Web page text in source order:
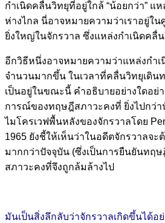
กำเนิดคลื่นวิทยุที่อยู่ใกล้ “น้อยกว่า” แ
ห่างไกล นี่อาจหมายความว่าเราอยู่ใ
ยิ่งใหญ่ในจักรวาล ซึ่งแหล่งกำเนิดคลื่
อีกวิธีหนึ่งอาจหมายความว่าแหล่งกำ
จำนวนมากขึ้น ในเวลาที่คลื่นวิทยุเดิน
เป็นอยู่ในขณะนี้ คำอธิบายอย่างใดอย่
การณ์ของทฤษฎีสภาวะคงที่ ยิ่งไปกว่
ไมโครเวฟพื้นหลังของจักรวาลโดย
1965 ยังชี้ให้เห็นว่าในอดีตจักรวาลจ
มากกว่าปัจจุบัน (ซึ่งเป็นการยืนยันทฤ
สภาวะคงที่จึงถูกล้มล้างไป
มันเป็นสิ่งลึกลับว่าจักรวาลเกิดขึ้นได้อ